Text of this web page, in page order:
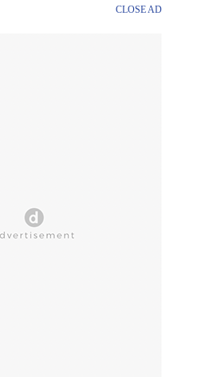
CLOSE AD